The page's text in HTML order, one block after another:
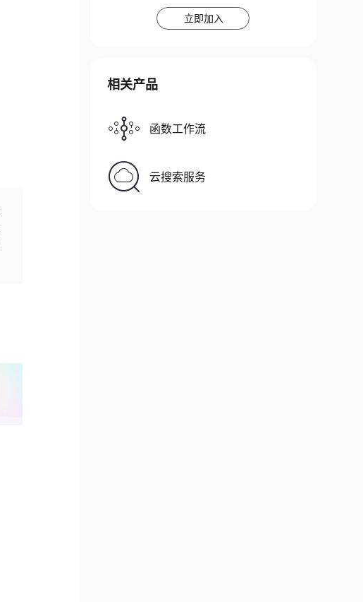
立即加入
相关产品
函数工作流
云搜索服务